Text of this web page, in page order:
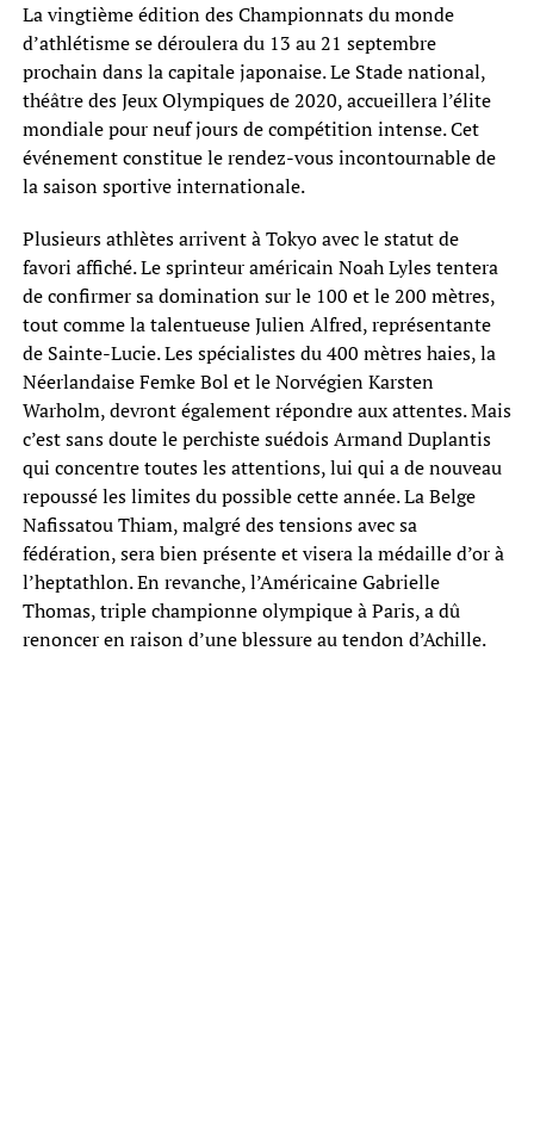
La vingtième édition des Championnats du monde
d’athlétisme se déroulera du 13 au 21 septembre
prochain dans la capitale japonaise. Le Stade national,
théâtre des Jeux Olympiques de 2020, accueillera l’élite
mondiale pour neuf jours de compétition intense. Cet
événement constitue le rendez-vous incontournable de
la saison sportive internationale.
Plusieurs athlètes arrivent à Tokyo avec le statut de
favori affiché. Le sprinteur américain Noah Lyles tentera
de confirmer sa domination sur le 100 et le 200 mètres,
tout comme la talentueuse Julien Alfred, représentante
de Sainte-Lucie. Les spécialistes du 400 mètres haies, la
Néerlandaise Femke Bol et le Norvégien Karsten
Warholm, devront également répondre aux attentes. Mais
c’est sans doute le perchiste suédois Armand Duplantis
qui concentre toutes les attentions, lui qui a de nouveau
repoussé les limites du possible cette année. La Belge
Nafissatou Thiam, malgré des tensions avec sa
fédération, sera bien présente et visera la médaille d’or à
l’heptathlon. En revanche, l’Américaine Gabrielle
Thomas, triple championne olympique à Paris, a dû
renoncer en raison d’une blessure au tendon d’Achille.